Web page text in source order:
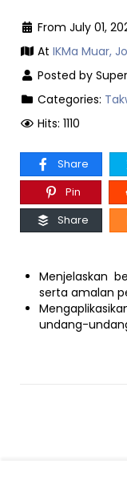
From July 01,
At IKMa Muar,
Posted by
Categories:
Hits: 1110
Share
Pin
Share
Menjelaskan
serta amalan
undang-